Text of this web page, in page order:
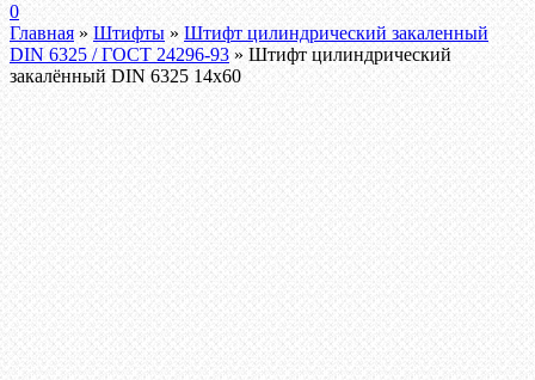
0
Главная » Штифты » Штифт цилиндрический закаленный
DIN 6325 / ГОСТ 24296-93 » Штифт цилиндрический
закалённый DIN 6325 14х60